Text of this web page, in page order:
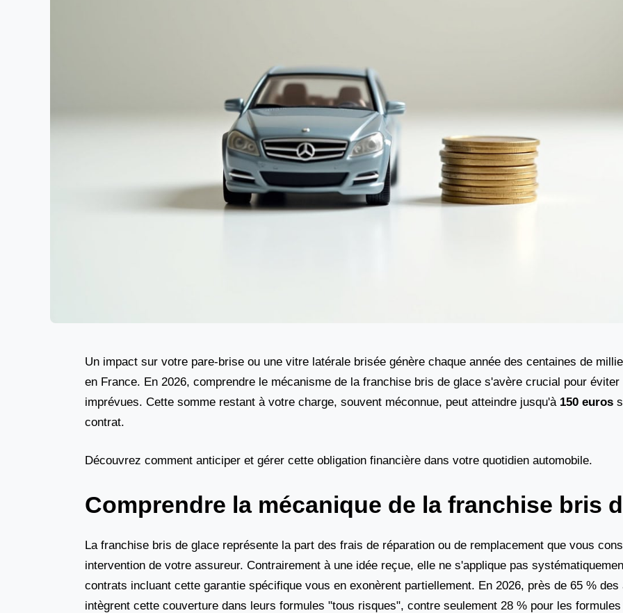
Un impact sur votre pare-brise ou une vitre latérale brisée génère chaque année des centaines de
en France. En 2026, comprendre le mécanisme de la franchise bris de glace s'avère crucial pour éviter
imprévues. Cette somme restant à votre charge, souvent méconnue, peut atteindre jusqu'à 150 euros
contrat.
Découvrez comment anticiper et gérer cette obligation financière dans votre quotidien automobile.
Comprendre la mécanique de la franchise bris
La franchise bris de glace représente la part des frais de réparation ou de remplacement que vous
intervention de votre assureur. Contrairement à une idée reçue, elle ne s'applique pas
contrats incluant cette garantie spécifique vous en exonèrent partiellement. En 2026, près de 65 %
intègrent cette couverture dans leurs formules "tous risques", contre seulement 28 % pour les